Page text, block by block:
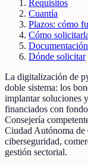
Requisitos
Cuantía
Plazos: cómo
Cómo
Dónde solicitar
La digitalización de
doble sistema: los
implantar soluciones
financiados con
Consejería
Ciudad Autónoma de
ciberseguridad,
gestión sectorial.